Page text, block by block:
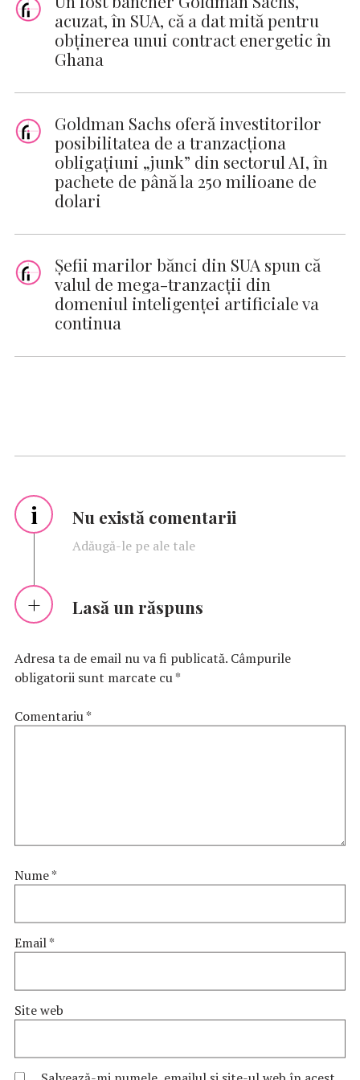
acuzat, în SUA, că a dat mită pentru
obținerea unui contract energetic în
Ghana
Goldman Sachs oferă investitorilor
posibilitatea de a tranzacționa
obligațiuni „junk” din sectorul AI, în
pachete de până la 250 milioane de
dolari
Șefii marilor bănci din SUA spun că
valul de mega-tranzacții din
domeniul inteligenței artificiale va
continua
i Nu există comentarii
Adăugă-le pe ale tale
Lasă un răspuns
Adresa ta de email nu va fi publicată. Câmpurile
obligatorii sunt marcate cu*
Comentariu*
Nume*
Email*
Site web